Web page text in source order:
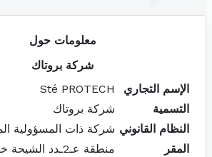
معلومات حول
شركة بروتاك
الإسم التجاري
Sté PROTECH
التسمية
شركة بروتاك
النظام القانوني شركة ذات المسؤولية
المقر
منطقة عـ2ـدد الشيحة خنيس المنستير